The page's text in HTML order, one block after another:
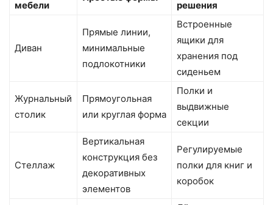
мебели
решения
Диван
Прямые линии,
минимальные
подлокотники
Встроенные
ящики для
хранения под
сиденьем
Журнальный
столик
Прямоугольная
или круглая форма
Полки и
выдвижные
секции
Стеллаж
Вертикальная
конструкция без
декоративных
элементов
Регулируемые
полки для книг и
коробок